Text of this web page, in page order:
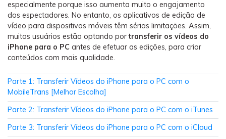
Recupere todas as mídias de visulização única do
WhatsApp — fotos, vídeos e mensagens de voz.
Mutsapper
Transferir dados do WhatsApp e WhatsApp
Business sem redefinição de fábrica.
especialmente porque isso aumenta muito o engajamento
dos espectadores. No entanto, os aplicativos de edição de
vídeo para dispositivos móveis têm sérias limitações. Assim,
muitos usuários estão optando portransferir os vídeos do
iPhone para o PC antes de efetuar as edições, para criar
conteúdos com mais qualidade.
Parte 1: Transferir Vídeos do iPhone para o PC com o
MobileTrans [Melhor Escolha]
Parte 2: Transferir Vídeos do iPhone para o PC com o iTunes
Parte 3: Transferir Vídeos do iPhone para o PC com o iCloud